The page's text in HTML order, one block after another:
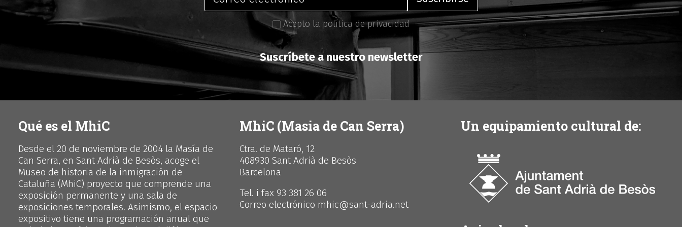
Acepto la política de privacidad
Suscríbete a nuestro newsletter
Qué es el MhiC
Desde el 20 de noviembre de 2004 la Masía de
Can Serra, en Sant Adrià de Besòs, acoge el
Museo de historia de la inmigración de
Cataluña (MhiC) proyecto que comprende una
exposición permanente y una sala de
exposiciones temporales. Asimismo, el espacio
expositivo tiene una programación anual que
MhiC (Masia de Can Serra)
Ctra. de Mataró, 12
408930 Sant Adrià de Besòs
Barcelona
Tel. i fax 93 381 26 06
Correo electrónico mhic@sant-adria.net
Un equipamiento cultural de: